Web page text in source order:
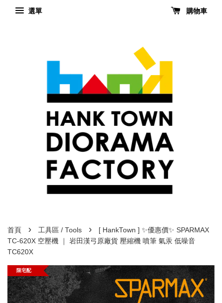
選單 購物車
首頁 › 工具區 / Tools ›
[ HankTown ] ✨優惠價✨ SPARMAX
TC-620X 空壓機 ｜ 岩田漢弓原廠貨 壓縮機 噴筆 氣汞 低噪音
TC620X
限宅配